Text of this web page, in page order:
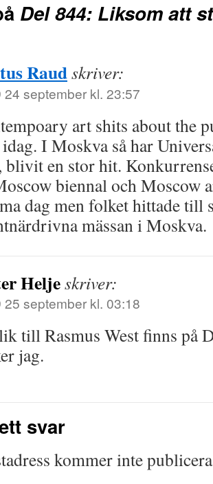
Del 844: Liksom att
Raudskriver:
24 september kl. 23:57
art shits about the
I Moskva så har
blivit en stor hit.
biennal och Moscow
dag men folket hittade till
mässan i Moskva.
Heljeskriver:
25 september kl. 03:18
till Rasmus West finns på
jag.
svar
kommer inte